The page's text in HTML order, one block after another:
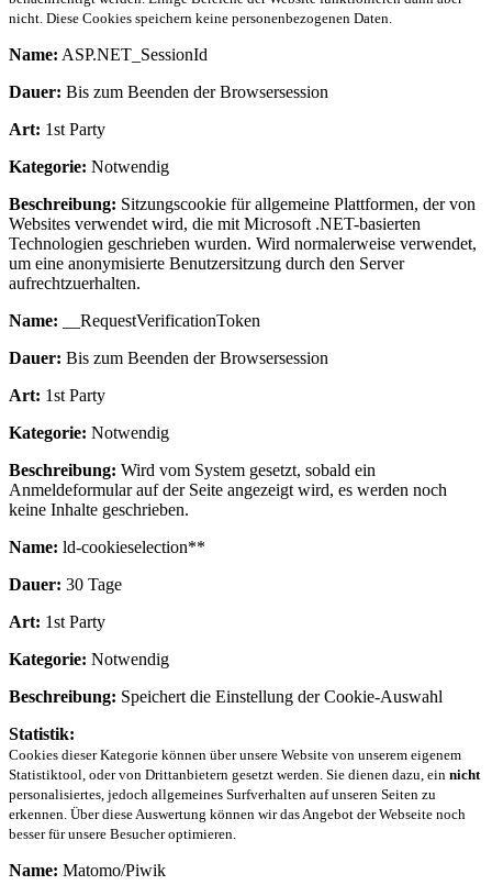
nicht. Diese Cookies speichern keine personenbezogenen Daten.
Name: ASP.NET_SessionId
Dauer: Bis zum Beenden der Browsersession
Art: 1st Party
Kategorie: Notwendig
Beschreibung: Sitzungscookie für allgemeine Plattformen, der von
Websites verwendet wird, die mit Microsoft .NET-basierten
Technologien geschrieben wurden. Wird normalerweise verwendet,
um eine anonymisierte Benutzersitzung durch den Server
aufrechtzuerhalten.
Name: __RequestVerificationToken
Dauer: Bis zum Beenden der Browsersession
Art: 1st Party
Kategorie: Notwendig
Beschreibung: Wird vom System gesetzt, sobald ein
Anmeldeformular auf der Seite angezeigt wird, es werden noch
keine Inhalte geschrieben.
Name: ld-cookieselection**
Dauer: 30 Tage
Art: 1st Party
Kategorie: Notwendig
Beschreibung: Speichert die Einstellung der Cookie-Auswahl
Statistik:
Cookies dieser Kategorie können über unsere Website von unserem eigenem
Statistiktool, oder von Drittanbietern gesetzt werden. Sie dienen dazu, ein nicht
personalisiertes, jedoch allgemeines Surfverhalten auf unseren Seiten zu
erkennen. Über diese Auswertung können wir das Angebot der Webseite noch
besser für unsere Besucher optimieren.
Name: Matomo/Piwik